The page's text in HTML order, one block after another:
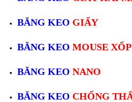
BĂNG KEO GIẤY
BĂNG KEO MOUSE XỐP
BĂNG KEO NANO
BĂNG KEO CHỐNG